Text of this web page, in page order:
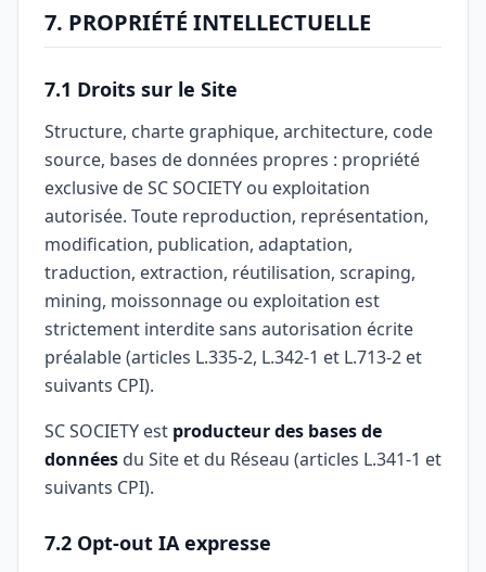
7. PROPRIÉTÉ INTELLECTUELLE
7.1 Droits sur le Site
Structure, charte graphique, architecture, code
source, bases de données propres : propriété
exclusive de SC SOCIETY ou exploitation
autorisée. Toute reproduction, représentation,
modification, publication, adaptation,
traduction, extraction, réutilisation, scraping,
mining, moissonnage ou exploitation est
strictement interdite sans autorisation écrite
préalable (articles L.335-2, L.342-1 et L.713-2 et
suivants CPI).
SC SOCIETY est producteur des bases de
données du Site et du Réseau (articles L.341-1 et
suivants CPI).
7.2 Opt-out IA expresse